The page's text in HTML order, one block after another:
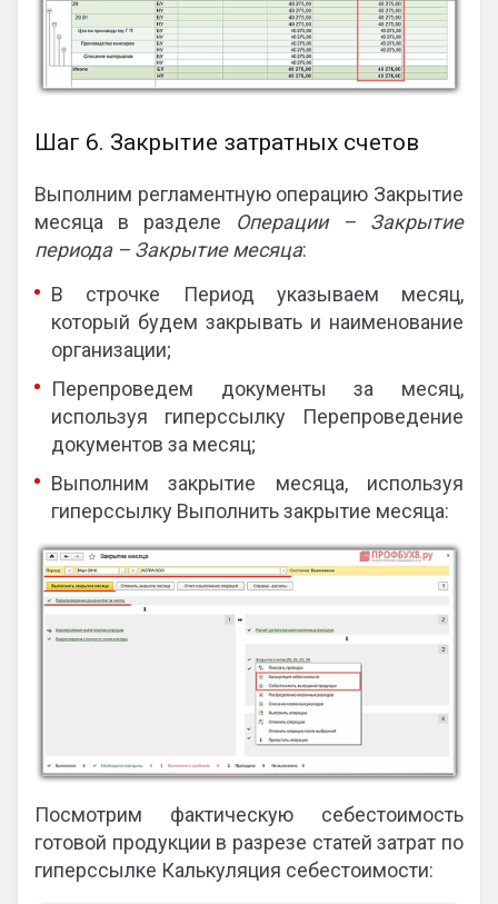
Шаг 6. Закрытие затратных счетов
Выполним регламентную операцию Закрытие
месяца в разделе Операции – Закрытие
периода – Закрытие месяца:
В строчке Период указываем месяц,
который будем закрывать и наименование
организации;
Перепроведем документы за месяц,
используя гиперссылку Перепроведение
документов за месяц;
Выполним закрытие месяца, используя
гиперссылку Выполнить закрытие месяца:
Посмотрим фактическую себестоимость
готовой продукции в разрезе статей затрат по
гиперссылке Калькуляция себестоимости: